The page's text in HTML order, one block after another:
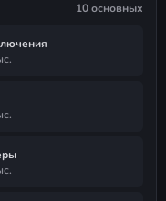
10 основных